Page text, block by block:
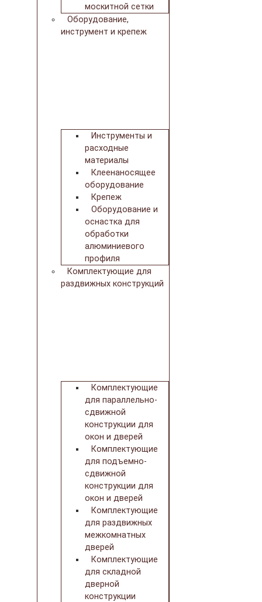
москитной сетки
Оборудование,
инструмент и крепеж
Инструменты и
расходные
материалы
Клеенаносящее
оборудование
Крепеж
Оборудование и
оснастка для
обработки
алюминиевого
профиля
Комплектующие для
раздвижных конструкций
Комплектующие
для параллельно-
сдвижной
конструкции для
окон и дверей
Комплектующие
для подъемно-
сдвижной
конструкции для
окон и дверей
Комплектующие
для раздвижных
межкомнатных
дверей
Комплектующие
для складной
дверной
конструкции